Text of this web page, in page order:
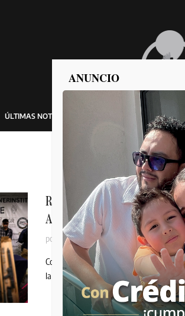
ÚLTIMAS NOTICIAS POLÍTICA
RETIRAN ARMAS DE LAS
A CUATRO PERSONAS
por MEXICO COMUNICA 2026-08-
Como resultado de las labores de
la Dirección de Seguridad Ciudadana y
ANUNCIO